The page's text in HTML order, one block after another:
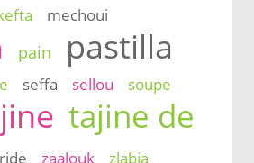
mechoui
pain pastilla
seffa sellou soupe
tajine de
zaalouk zlabia